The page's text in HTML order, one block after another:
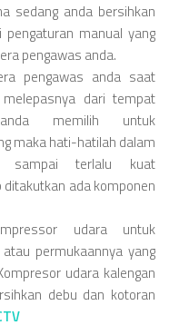
sedang anda bersihkan
manual yang
pengawas anda.
pengawas anda saat
dari tempat
memilih untuk
maka hati-hatilah dalam
sampai terlalu kuat
ditakutkan ada komponen
udara untuk
permukaannya yang
udara kalengan
debu dan kotoran